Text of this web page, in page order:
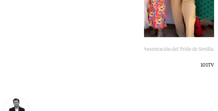
Presentación del Pride de Sevilla.
101TV